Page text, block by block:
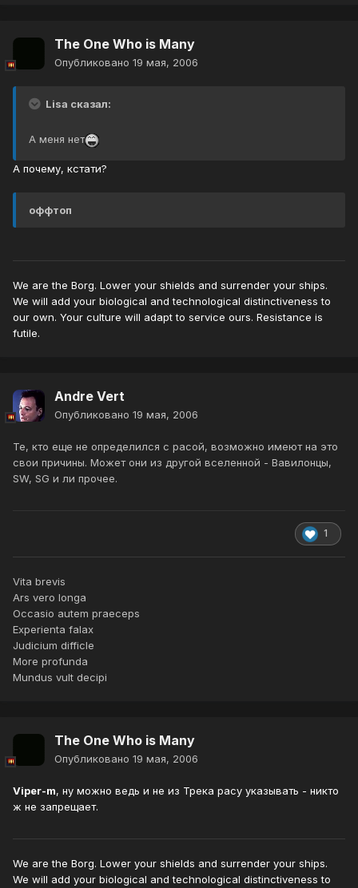
The One Who is Many
Опубликовано 19 мая, 2006
Lisa сказал:
А меня нет
А почему, кстати?
оффтоп
We are the Borg. Lower your shields and surrender your ships.
We will add your biological and technological distinctiveness to
our own. Your culture will adapt to service ours. Resistance is
futile.
Andre Vert
Опубликовано 19 мая, 2006
Те, кто еще не определился с расой, возможно имеют на это
свои причины. Может они из другой вселенной - Вавилонцы,
SW, SG и ли прочее.
1
Vita brevis
Ars vero longa
Occasio autem praeceps
Experienta falax
Judicium difficle
More profunda
Mundus vult decipi
The One Who is Many
Опубликовано 19 мая, 2006
Viper-m, ну можно ведь и не из Трека расу указывать - никто
ж не запрещает.
We are the Borg. Lower your shields and surrender your ships.
We will add your biological and technological distinctiveness to